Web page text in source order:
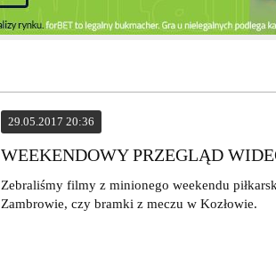
29.05.2017 20:36
WEEKENDOWY PRZEGLĄD
Zebraliśmy filmy z minionego weekendu
Zambrowie, czy bramki z meczu w Kozłowie.